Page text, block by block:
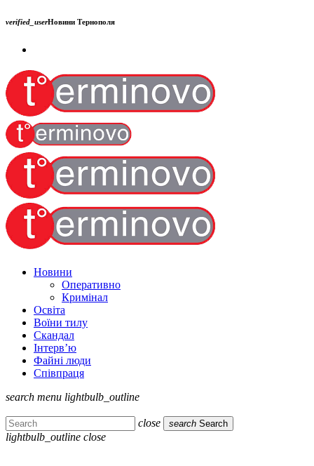
verified_userНовини Тернополя
Новини
Оперативно
Кримінал
Освіта
Воїни тилу
Скандал
Інтерв’ю
Файні люди
Співпраця
search menu lightbulb_outline
close search Search
lightbulb_outline close